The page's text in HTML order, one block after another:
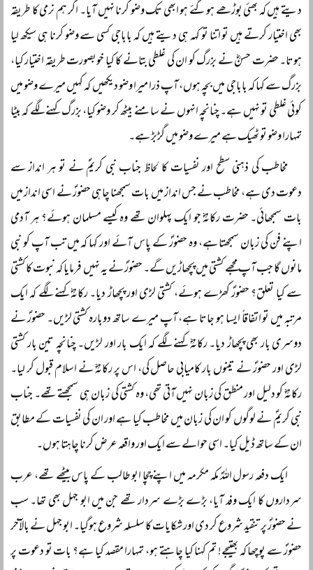
دیتے ہیں کہ بھئی بوڑھے ہوگئے ہو ابھی تک وضو کرنا نہیں آیا۔ اگر ہم نرمی کا طریقہ
بھی اختیار کرتے ہیں تو اتنا تو کہہ ہی دیتے ہیں کہ باباجی کسی سے وضو کرنا ہی سیکھ لیا
ہوتا۔ حضرت حسنؓ نے بزرگ کو ان کی غلطی بتانے کا کیا خوبصورت طریقہ اختیار کیا،
بزرگ سے کہا کہ باباجی میں بچہ ہوں، آپ ذرا میرا وضو دیکھیں کہ کہیں میرے وضو میں
کوئی غلطی تو نہیں ہے۔ چنانچہ انہوں نے سامنے بیٹھ کر وضو کیا، بزرگ کہنے لگے کہ بیٹا
تمہارا وضو تو ٹھیک ہے میرے وضو میں گڑبڑ ہے۔
مخاطب کی ذہنی سطح اور نفسیات کا لحاظ جناب نبی کریمؐ نے تو ہر انداز سے
دعوت دی ہے، مخاطب نے جس انداز میں بات سمجھنا چاہی حضورؐ نے اسی انداز میں
بات سمجھائی۔ حضرت رکانہؓ جو ایک پہلوان تھے وہ کیسے مسلمان ہوئے؟ ہر آدمی
اپنے فن کی زبان سمجھتا ہے، وہ حضورؐ کے پاس آئے اور کہا کہ میں تب آپ کو نبی
مانوں گا جب آپ مجھے کشتی میں پچھاڑیں گے۔ حضورؐ نے یہ نہیں فرمایا کہ نبوت کا کشتی
سے کیا تعلق؟ حضورؐ کھڑے ہوئے، کشتی لڑی اور پچھاڑ دیا۔ رکانہؓ کہنے لگے کہ ایک
مرتبہ میں تو اتفاقاً ایسا ہو جاتا ہے، آپ میرے ساتھ دوبارہ کشتی لڑیں۔ حضورؐ نے
دوسری بار بھی پچھاڑ دیا۔ رکانہؓ کہنے لگے کہ ایک بار اور لڑیں۔ چنانچہ تین بار کشتی
لڑی اور حضورؐ نے تینوں بار کامیابی حاصل کی، اس پر رکانہؓ نے اسلام قبول کر لیا۔
رکانہؓ کو دلیل اور منطق کی زبان نہیں آتی تھی، وہ کشتی کی زبان ہی سمجھتے تھے۔ جناب
نبی کریمؐ نے لوگوں کو ان کی زبان میں مخاطب کیا ہے اور ان کی نفسیات کے مطابق
ان کے ساتھ ڈیل کیا۔ اسی حوالے سے ایک اور واقعہ عرض کرنا چاہتا ہوں۔
ایک دفعہ رسول اللہؐ مکہ مکرمہ میں اپنے چچا ابو طالب کے پاس بیٹھے تھے، عرب
سرداروں کا ایک وفد آیا، بڑے بڑے سردار تھے جن میں ابو جہل بھی تھا۔ سب
نے حضورؐ پر تنقید شروع کر دی اور شکایات کا سلسلہ شروع ہوگیا۔ ابو جہل نے بالآخر
حضورؐ سے پوچھا کہ بھتیجے! تم کہنا کیا چاہتے ہو، تمہارا مقصد کیا ہے؟ بات تو دعوت پر